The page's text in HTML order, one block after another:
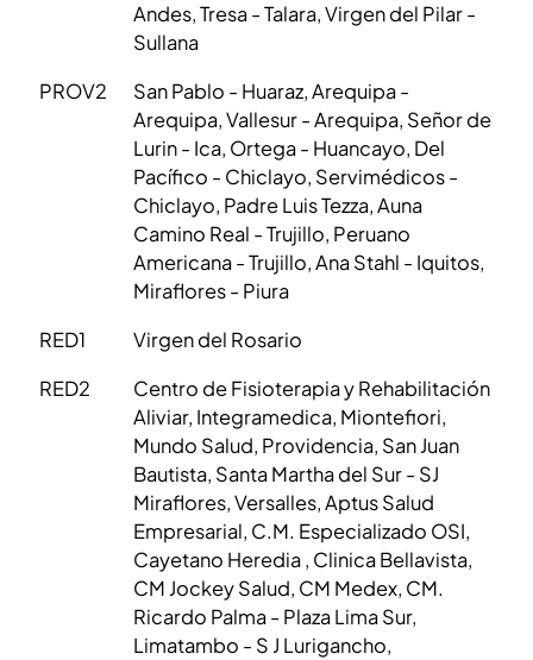
Andes, Tresa - Talara, Virgen del Pilar -
Sullana
PROV2
San Pablo - Huaraz, Arequipa -
Arequipa, Vallesur - Arequipa, Señor de
Lurin - Ica, Ortega - Huancayo, Del
Pacífico - Chiclayo, Servimédicos -
Chiclayo, Padre Luis Tezza, Auna
Camino Real - Trujillo, Peruano
Americana - Trujillo, Ana Stahl - Iquitos,
Miraflores - Piura
RED1
Virgen del Rosario
RED2
Centro de Fisioterapia y Rehabilitación
Aliviar, Integramedica, Miontefiori,
Mundo Salud, Providencia, San Juan
Bautista, Santa Martha del Sur - SJ
Miraflores, Versalles, Aptus Salud
Empresarial, C.M. Especializado OSI,
Cayetano Heredia , Clinica Bellavista,
CM Jockey Salud, CM Medex, CM.
Ricardo Palma - Plaza Lima Sur,
Limatambo - S J Lurigancho,